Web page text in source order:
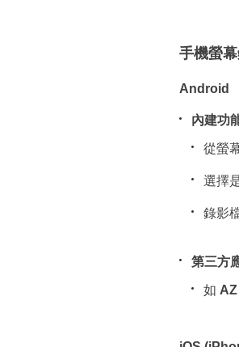
手機螢
Android
內建功
從螢
選擇
錄影
第三方
如